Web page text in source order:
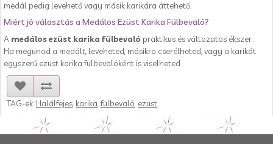
medál pedig levehető vagy másik karikára áttehető.
Miért jó választás a Medálos Ezüst Karika Fülbevaló?
A medálos ezüst karika fülbevaló praktikus és változatos ékszer.
Ha megunod a medált, leveheted, másikra cserélheted, vagy a karikát
egyszerű ezüst karika fülbevalóként is viselheted.
TAG-ek: Halálfejes karika ,fülbevaló ezüst